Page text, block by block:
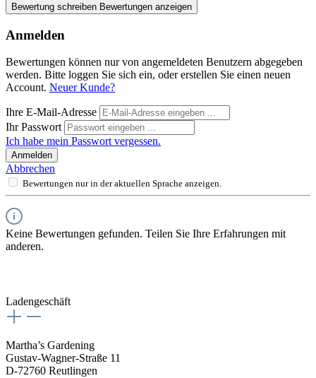
Bewertung schreiben Bewertungen anzeigen
Anmelden
Bewertungen können nur von angemeldeten Benutzern abgegeben
werden. Bitte loggen Sie sich ein, oder erstellen Sie einen neuen
Account. Neuer Kunde?
Ihre E-Mail-Adresse
Ihr Passwort
Ich habe mein Passwort vergessen.
Anmelden
Abbrechen
Bewertungen nur in der aktuellen Sprache anzeigen.
Keine Bewertungen gefunden. Teilen Sie Ihre Erfahrungen mit
anderen.
Ladengeschäft
Martha’s Gardening
Gustav-Wagner-Straße 11
D-72760 Reutlingen